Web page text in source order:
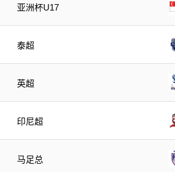
亚洲杯U17
泰超
英超
印尼超
马足总